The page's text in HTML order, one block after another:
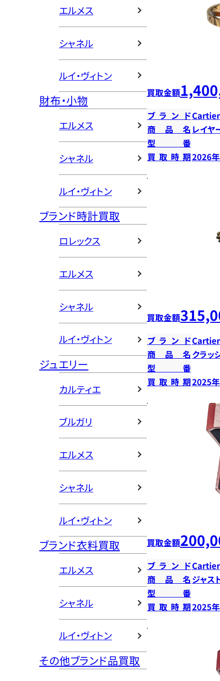
エルメス
シャネル
ルイ・ヴィトン
財布・小物
エルメス
シャネル
ルイ・ヴィトン
ブランド時計買取
ロレックス
エルメス
シャネル
ルイ・ヴィトン
ジュエリー
カルティエ
ブルガリ
エルメス
シャネル
ルイ・ヴィトン
ブランド衣料買取
エルメス
シャネル
ルイ・ヴィトン
その他ブランド品買取
買取金額
ブランドCartier
商品名 レイ
型番
買取時期2026
買取金額
ブランドCartier
商品名 クラッ
型番
買取時期2025
買取金額
ブランドCartier
商品名 ジャス
型番
買取時期2025